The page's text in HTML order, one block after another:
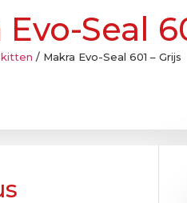
Seal
kitten / Makra Evo-Seal 601 – Grijs